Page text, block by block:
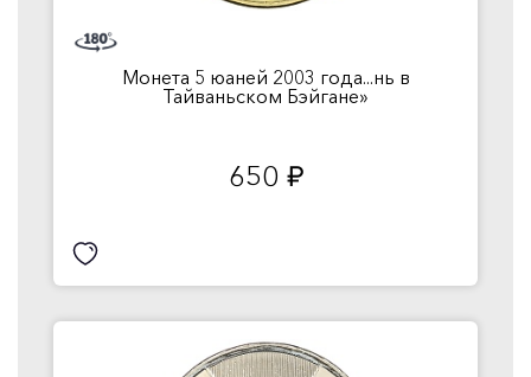
Монета 5 юаней 2003 года...нь в
Тайваньском Бэйгане»
650 руб.